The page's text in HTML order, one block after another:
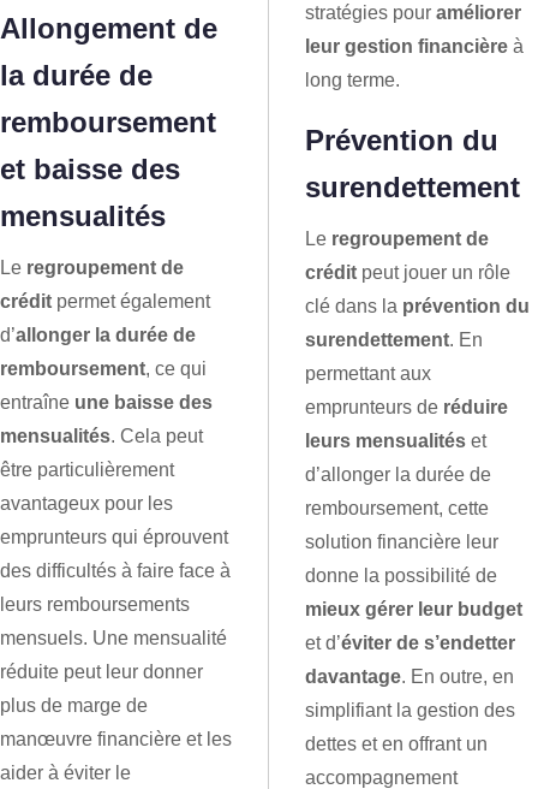
Allongement de
la durée de
remboursement
et baisse des
mensualités
Le regroupement de
crédit permet également
d’allonger la durée de
remboursement, ce qui
entraîne une baisse des
mensualités. Cela peut
être particulièrement
avantageux pour les
emprunteurs qui éprouvent
des difficultés à faire face à
leurs remboursements
mensuels. Une mensualité
réduite peut leur donner
plus de marge de
manœuvre financière et les
aider à éviter le
stratégies pour améliorer
leur gestion financière à
long terme.
Prévention du
surendettement
Le regroupement de
crédit peut jouer un rôle
clé dans la prévention du
surendettement. En
permettant aux
emprunteurs de réduire
leurs mensualités et
d’allonger la durée de
remboursement, cette
solution financière leur
donne la possibilité de
mieux gérer leur budget
et d’éviter de s’endetter
davantage. En outre, en
simplifiant la gestion des
dettes et en offrant un
accompagnement